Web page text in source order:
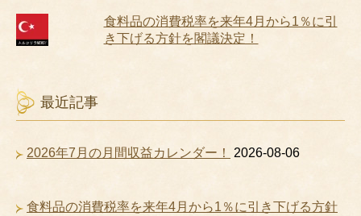
食料品の消費税率を来年4月から1％に引
き下げる方針を閣議決定！
最近記事
2026年7月の月間収益カレンダー！ 2026-08-06
食料品の消費税率を来年4月から1％に引き下げる方針